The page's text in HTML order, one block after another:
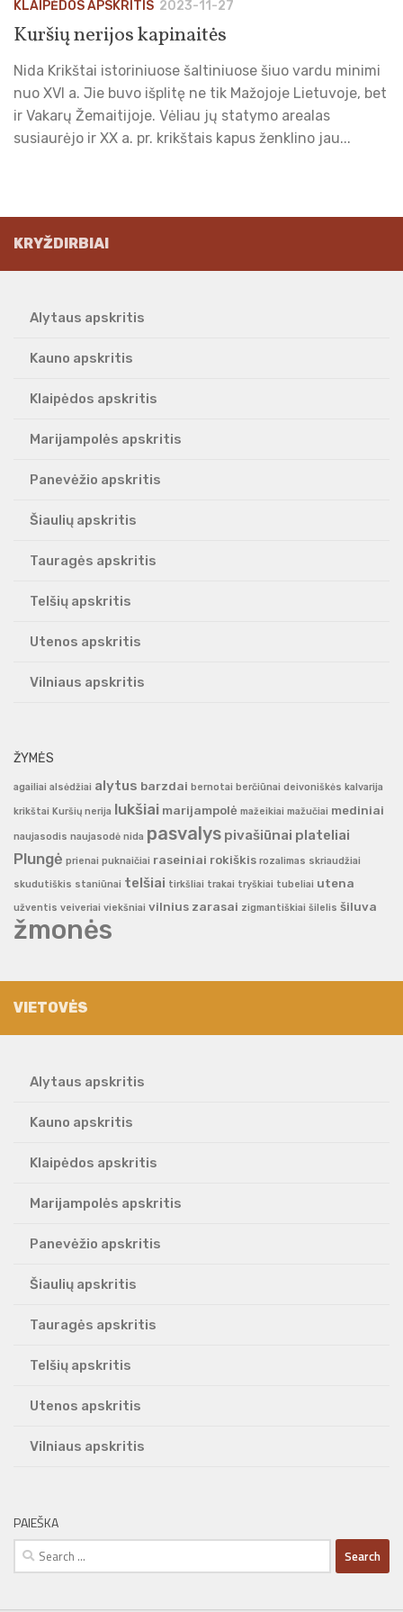
KLAIPĖDOS APSKRITIS 2023-11-27
Kuršių nerijos kapinaitės
Nida Krikštai istoriniuose šaltiniuose šiuo vardu minimi
nuo XVI a. Jie buvo išplitę ne tik Mažojoje Lietuvoje, bet
ir Vakarų Žemaitijoje. Vėliau jų statymo arealas
susiaurėjo ir XX a. pr. krikštais kapus ženklino jau...
KRYŽDIRBIAI
Alytaus apskritis
Kauno apskritis
Klaipėdos apskritis
Marijampolės apskritis
Panevėžio apskritis
Šiaulių apskritis
Tauragės apskritis
Telšių apskritis
Utenos apskritis
Vilniaus apskritis
ŽYMĖS
agailiai alsėdžiai alytus barzdai bernotai berčiūnai deivoniškės kalvarija
krikštai Kuršių nerija lukšiai marijampolė mažeikiai mažučiai mediniai
naujasodis naujasodė nida pasvalys pivašiūnai plateliai
Plungė prienai puknaičiai raseiniai rokiškis rozalimas skriaudžiai
skudutiškis staniūnai telšiai tirkšliai trakai tryškiai tubeliai utena
užventis veiveriai viekšniai vilnius zarasai zigmantiškiai šilelis šiluva
žmonės
VIETOVĖS
Alytaus apskritis
Kauno apskritis
Klaipėdos apskritis
Marijampolės apskritis
Panevėžio apskritis
Šiaulių apskritis
Tauragės apskritis
Telšių apskritis
Utenos apskritis
Vilniaus apskritis
PAIEŠKA
Search
for: